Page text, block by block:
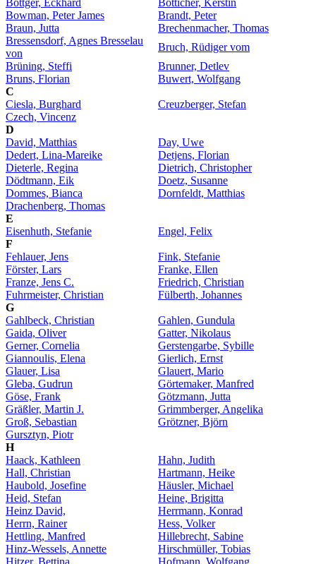
Böttger, Eckhard
Bötticher, Kerstin
Bowman, Peter James
Brandt, Peter
Braun, Jutta
Brechenmacher, Thomas
Bressensdorf, Agnes Bresselau
von
Bruch, Rüdiger vom
Brüning, Steffi
Brunner, Detlev
Bruns, Florian
Buwert, Wolfgang
C
Ciesla, Burghard
Creuzberger, Stefan
Czech, Vincenz
D
David, Matthias
Day, Uwe
Dedert, Lina-Mareike
Detjens, Florian
Dieterle, Regina
Dietrich, Christopher
Dödtmann, Eik
Doetz, Susanne
Dommes, Bianca
Dornfeldt, Matthias
Drachenberg, Thomas
E
Eisenhuth, Stefanie
Engel, Felix
F
Fehlauer, Jens
Fink, Stefanie
Förster, Lars
Franke, Ellen
Franze, Jens C.
Friedrich, Christian
Fuhrmeister, Christian
Fülberth, Johannes
G
Gahlbeck, Christian
Gahlen, Gundula
Gaida, Oliver
Gatter, Nikolaus
Gerner, Cornelia
Gerstengarbe, Sybille
Giannoulis, Elena
Gierlich, Ernst
Glauer, Lisa
Glauert, Mario
Gleba, Gudrun
Görtemaker, Manfred
Göse, Frank
Götzmann, Jutta
Gräßler, Martin J.
Grimmberger, Angelika
Groß, Sebastian
Grötzner, Björn
Gursztyn, Piotr
H
Haack, Kathleen
Hahn, Judith
Hall, Christian
Hartmann, Heike
Haubold, Josefine
Häusler, Michael
Heid, Stefan
Heine, Brigitta
Heinz David,
Herrmann, Konrad
Herrn, Rainer
Hess, Volker
Hettling, Manfred
Hillebrecht, Sabine
Hinz-Wessels, Annette
Hirschmüller, Tobias
Hitzer, Bettina
Hofmann, Wolfgang